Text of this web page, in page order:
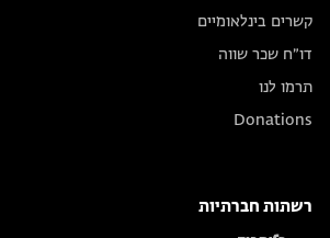
קשרים בינלאומיים
דו״ח שכר שווה
תרמו לנו
Donations
רשתות חברתיות